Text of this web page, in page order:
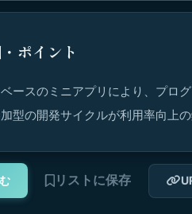
ポイント
ースのミニアプリにより、プロ
型の開発サイクルが利用率向上の
リストに保存